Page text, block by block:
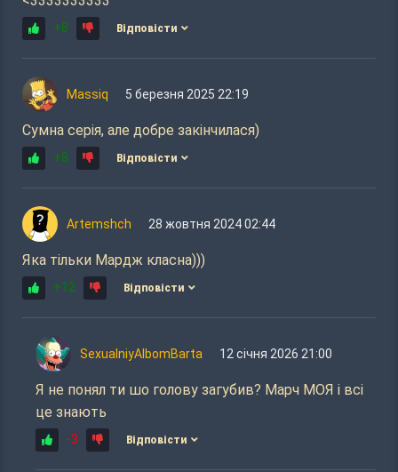
+8 Відповісти
Massiq 5 березня 2025 22:19
Сумна серія, але добре закінчилася)
+8 Відповісти
Artemshch 28 жовтня 2024 02:44
Яка тільки Мардж класна)))
+12 Відповісти
SexualniyAlbomBarta 12 січня 2026 21:00
Я не понял ти шо голову загубив? Марч МОЯ і всі
це знають
-3 Відповісти